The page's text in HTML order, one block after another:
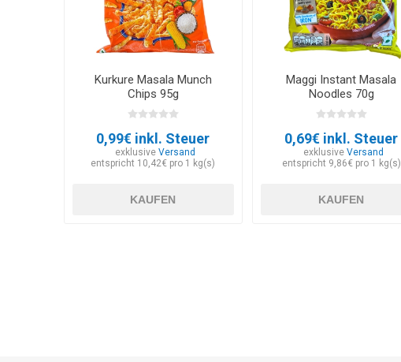
Kurkure Masala Munch
Chips 95g
0,99€ inkl. Steuer
exklusive Versand
entspricht 10,42€ pro 1 kg(s)
KAUFEN
Maggi Instant Masala
Noodles 70g
0,69€ inkl. Steuer
exklusive Versand
entspricht 9,86€ pro 1 kg(s)
KAUFEN